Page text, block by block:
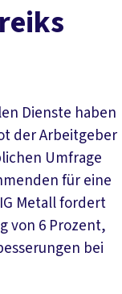
Dienste haben
der Arbeitgeber
Umfrage
für eine
Metall fordert
von 6 Prozent,
bei